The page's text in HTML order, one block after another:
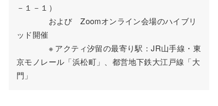
－１－１）
および　Zoomオンライン会場のハイブリ
ッド開催
※ アクティ汐留の最寄り駅：JR山手線・東
京モノレール「浜松町」、都営地下鉄大江戸線「大
門」